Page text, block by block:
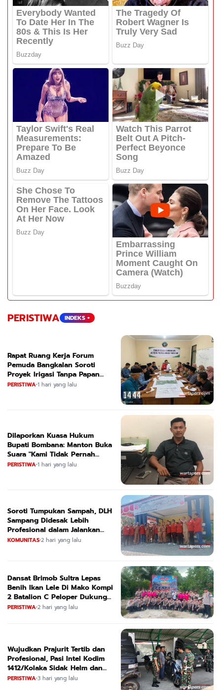
PERISTIWA INDEKS +
Rapat Ruang Kerja Forum
Pemuda Bangkalan Soroti
Proyek Irigasi Tanpa Papan
Nama
PERISTIWA•1 hari yang lalu
Dilaporkan Kuasa Hukum
Bupati Bombana: Manton Buka
Suara "Kami Tidak Pernah
Menutup Ruang Hak Jawab"
PERISTIWA•1 hari yang lalu
Soroti Tumpukan Sampah, DLH
Sampang Didesak Lebih
Profesional dalam Jalankan
Tugas
KOMUNITAS•2 hari yang lalu
Dansat Brimob Sultra Lepas
Benih Ikan Lele Di Mako Kompi
2 Batalion C Peloper Dukung
ketahanan Pangan Nasional
PERISTIWA•2 hari yang lalu
Wujudkan Prajurit Tertib dan
Profesional, Pasi Intel Kodim
1412/Kolaka Sidak Helm dan
Kendaraan
PERISTIWA•3 hari yang lalu